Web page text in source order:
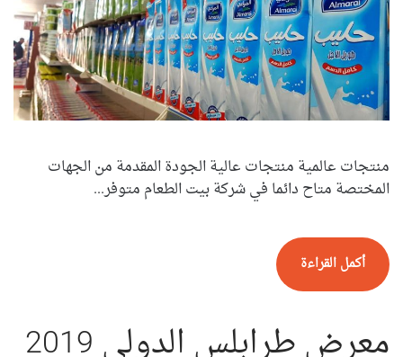
منتجات عالمية منتجات عالية الجودة المقدمة من الجهات
المختصة متاح دائما في شركة بيت الطعام متوفر...
أكمل القراءة
معرض طرابلس الدولي 2019